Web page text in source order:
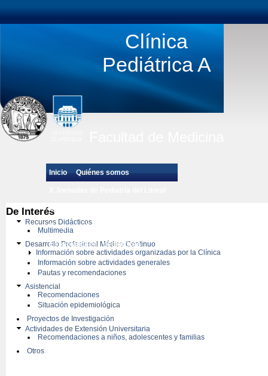
Clínica
Pediátrica A
Inicio Quiénes somos
Estudiantes de Grado
Posgrado de Pediatría
Especialidades pedíatricas
De Interés
Recursos Didácticos
Multimedia
Desarrollo Profesional Médico Continuo
Información sobre actividades organizadas por la Clínica
Información sobre actividades generales
Pautas y recomendaciones
Asistencial
Recomendaciones
Situación epidemiológica
Proyectos de Investigación
Actividades de Extensión Universitaria
Recomendaciones a niños, adolescentes y familias
Otros